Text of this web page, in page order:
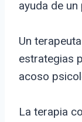
ayuda de
Un
estrategias
acoso
La terapia